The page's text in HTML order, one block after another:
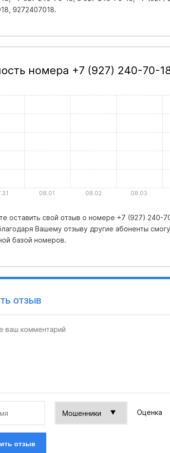
9272407018.
номера +7 (927) 240-70-
08.01 08.02 08.03
оставить свой отзыв о номере +7 (927) 240-
Вашему отзыву другие абоненты
базой номеров.
отзыв
Оценка
отзыв